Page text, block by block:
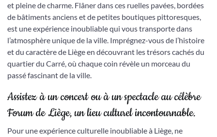
et pleine de charme. Flâner dans ces ruelles pavées, bordées
de bâtiments anciens et de petites boutiques pittoresques,
est une expérience inoubliable qui vous transporte dans
l’atmosphère unique de la ville. Imprégnez-vous de l’histoire
et du caractère de Liège en découvrant les trésors cachés du
quartier du Carré, où chaque coin révèle un morceau du
passé fascinant de la ville.
Assistez à un concert ou à un spectacle au célèbre
Forum de Liège, un lieu culturel incontournable.
Pour une expérience culturelle inoubliable à Liège, ne